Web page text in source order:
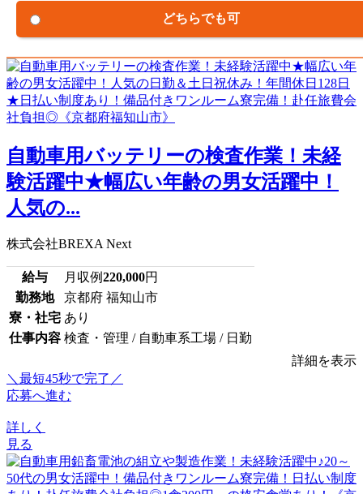
どちらでも可
自動車用バッテリーの検査作業！未経
験活躍中★幅広い年齢の男女活躍中！
人気の...
株式会社BREXA Next
給与 月収例220,000円
勤務地
京都府 福知山市
寮・社宅 あり
仕事内容 検査・管理 / 自動車系工場 / 日勤
詳細を表示
＼最短45秒で完了／
応募へ進む
詳しく
見る